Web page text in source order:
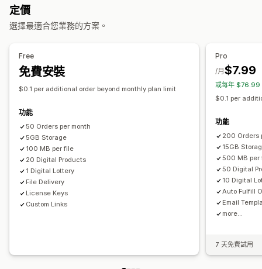
傳送電子郵件
不限下載次數 分析 外部代管
授權金鑰
定價
選擇最適合您業務的方案。
Free
免費安裝
$0.1 per additional order beyond monthly plan limit
功能
50 Orders per month
5GB Storage
100 MB per file
20 Digital Products
1 Digital Lottery
File Delivery
License Keys
Custom Links
Pro
$7.99
/月
或每年 $76.99
$0.1 per
功能
200 Orders
15GB
500 MB per
50 Digital
10 Digital
Auto Fulfill
Email
more...
7 天免費試用